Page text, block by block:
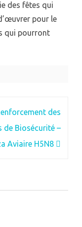
des fêtes qui
pour le
qui pourront
des
de Biosécurité –
Aviaire H5N8